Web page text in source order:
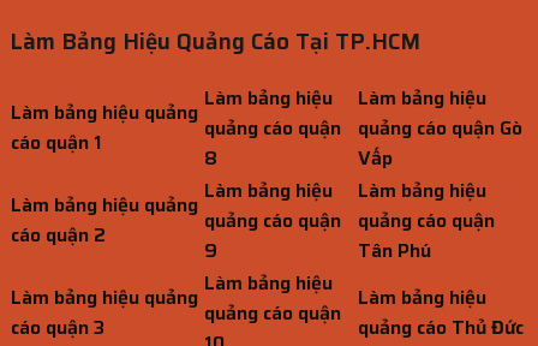
Làm Bảng Hiệu Quảng Cáo Tại TP.HCM
Làm bảng hiệu quảng
cáo quận 1
Làm bảng hiệu
quảng cáo quận
8
Làm bảng hiệu
quảng cáo quận Gò
Vấp
Làm bảng hiệu quảng
cáo quận 2
Làm bảng hiệu
quảng cáo quận
9
Làm bảng hiệu
quảng cáo quận
Tân Phú
Làm bảng hiệu quảng
cáo quận 3
Làm bảng hiệu
quảng cáo quận
Làm bảng hiệu
quảng cáo Thủ Đức